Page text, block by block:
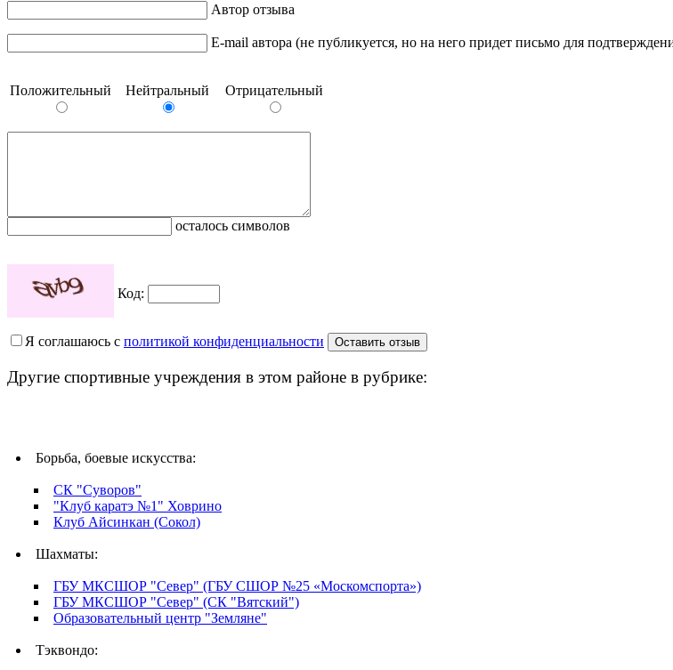
Автор отзыва
E-mail автора (не публикуется, но на него придет письмо для
Положительный Нейтральный Отрицательный
осталось символов
Код:
Я соглашаюсь с политикой конфиденциальности
Другие спортивные учреждения в этом районе в рубрике:
Борьба, боевые искусства:
СК "Суворов"
"Клуб каратэ №1" Ховрино
Клуб Айсинкан (Сокол)
Шахматы:
ГБУ МКСШОР "Север" (ГБУ СШОР №25 «Москомспорта»)
ГБУ МКСШОР "Север" (СК "Вятский")
Образовательный центр "Земляне"
Тэквондо: